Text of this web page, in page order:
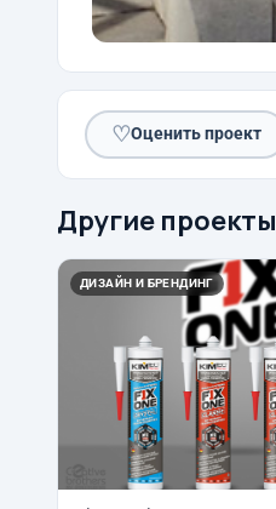
♡Оценить проект
Другие проекты
ДИЗАЙН И БРЕНДИНГ